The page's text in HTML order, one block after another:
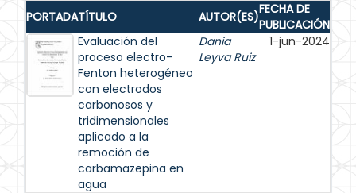
PORTADATÍTULO AUTOR(ES)FECHA DE
PUBLICACIÓN
Evaluación del
proceso electro-
Fenton heterogéneo
con electrodos
carbonosos y
tridimensionales
aplicado a la
remoción de
carbamazepina en
agua
Dania
Leyva Ruiz
1-jun-2024